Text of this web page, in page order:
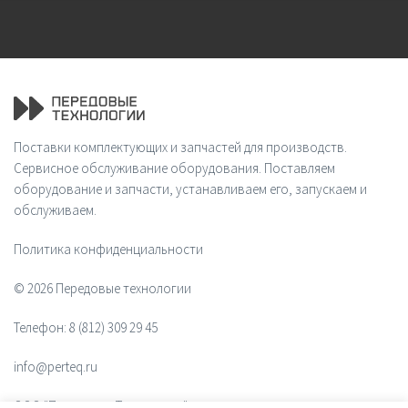
Поставки комплектующих и запчастей для производств.
Сервисное обслуживание оборудования. Поставляем
оборудование и запчасти, устанавливаем его, запускаем и
обслуживаем.
Политика конфиденциальности
© 2026 Передовые технологии
Телефон: 8 (812) 309 29 45
info@perteq.ru